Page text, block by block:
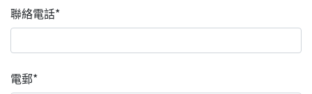
聯絡電話*
電郵*